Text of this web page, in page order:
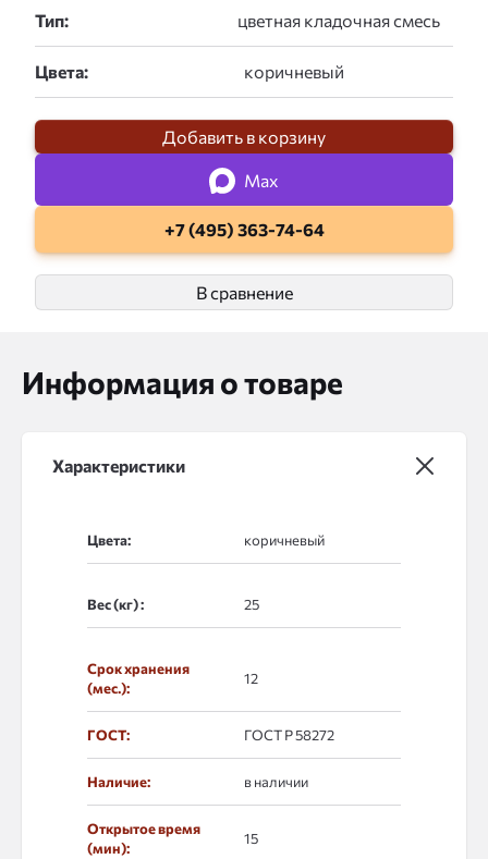
Тип:
Цвета:
Добавить в корзину
Max
+7 (495) 363-74-64
В сравнение
Информация о товаре
Характеристики
Цвета:
Вес (кг) :
Срок хранения
(мес.):
12
ГОСТ: ГОСТ Р 58272
Наличие: в наличии
Открытое время
(мин):
15